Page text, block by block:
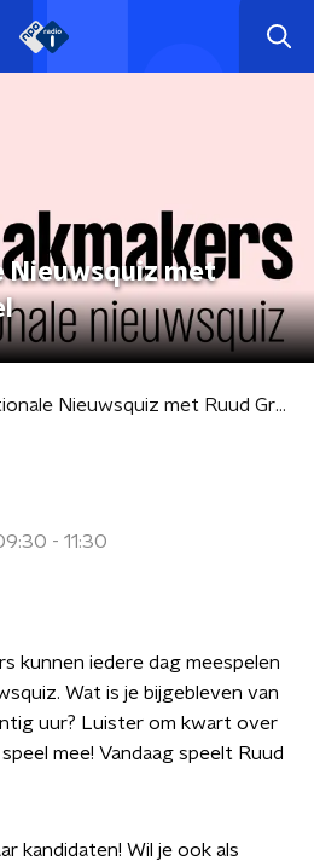
Nieuwsquiz met
De Nationale Nieuwsquiz met Ruud Grondel
- 11:30
kunnen iedere dag meespelen
Wat is je bijgebleven van
uur? Luister om kwart over
mee! Vandaag speelt Ruud
kandidaten! Wil je ook als